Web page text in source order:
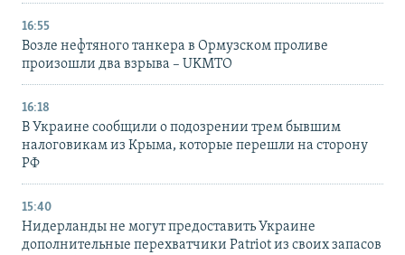
16:55
Возле нефтяного танкера в Ормузском проливе
произошли два взрыва – UKMTO
16:18
В Украине сообщили о подозрении трем бывшим
налоговикам из Крыма, которые перешли на сторону
РФ
15:40
Нидерланды не могут предоставить Украине
дополнительные перехватчики Patriot из своих запасов